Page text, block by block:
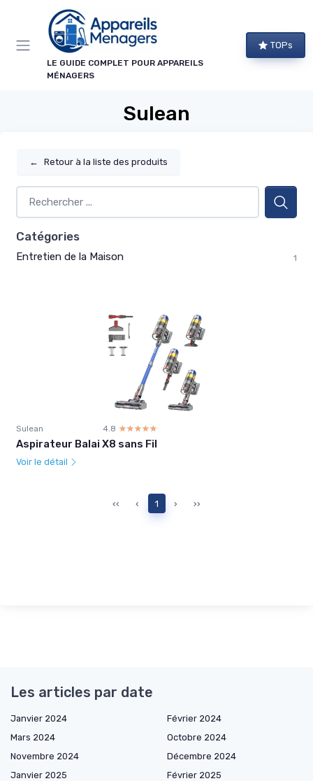
LE GUIDE COMPLET POUR APPAREILS
MÉNAGERS
TOPs
Sulean
← Retour à la liste des produits
Catégories
Entretien de la Maison 1
Sulean 4.8 ☆☆☆☆☆
★★★★★
Aspirateur Balai X8 sans Fil
Voir le détail
‹‹ ‹ 1 › ››
Les articles par date
Janvier 2024
Février 2024
Mars 2024
Octobre 2024
Novembre 2024
Décembre 2024
Janvier 2025
Février 2025
Panneau de gestion des cookies